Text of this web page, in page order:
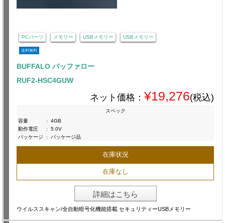
PCパーツ メモリー USBメモリー USBメモリー
送料無料
BUFFALO バッファロー
RUF2-HSC4GUW
ネット価格： ¥19,276(税込)
スペック
容量
:
4GB
動作電圧
:
5.0V
パッケージ
: パッケージ品
在庫状況
在庫なし
詳細はこちら
ウイルススキャン/全自動暗号化機能搭載 セキュリティーUSBメモリー